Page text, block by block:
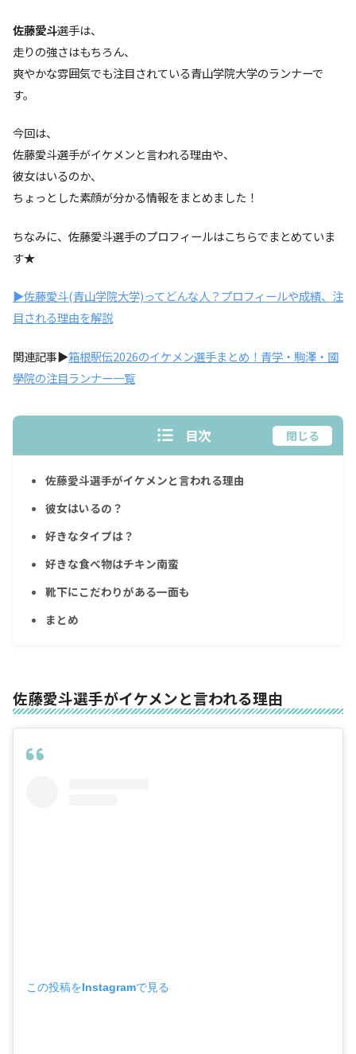
佐藤愛斗選手は、
走りの強さはもちろん、
爽やかな雰囲気でも注目されている青山学院大学のランナーで
す。
今回は、
佐藤愛斗選手がイケメンと言われる理由や、
彼女はいるのか、
ちょっとした素顔が分かる情報をまとめました！
ちなみに、佐藤愛斗選手のプロフィールはこちらでまとめていま
す★
▶佐藤愛斗(青山学院大学)ってどんな人？プロフィールや成績、注
目される理由を解説
関連記事▶箱根駅伝2026のイケメン選手まとめ！青学・駒澤・國
學院の注目ランナー一覧
目次 閉じる
佐藤愛斗選手がイケメンと言われる理由
彼女はいるの？
好きなタイプは？
好きな食べ物はチキン南蛮
靴下にこだわりがある一面も
まとめ
佐藤愛斗選手がイケメンと言われる理由
この投稿をInstagramで見る